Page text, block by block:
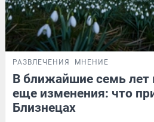
РАЗВЛЕЧЕНИЯ МНЕНИЕ
В ближайшие семь лет
еще изменения: что
Близнецах